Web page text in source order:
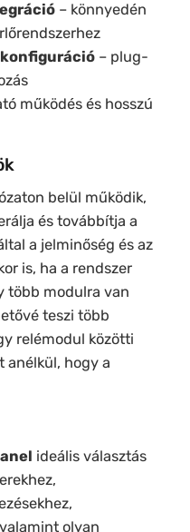
– könnyedén
– plug-
működés és hosszú
belül működik,
és továbbítja a
a jelminőség és az
is, ha a rendszer
több modulra van
teszi több
relémodul közötti
anélkül, hogy a
ideális választás
olyan